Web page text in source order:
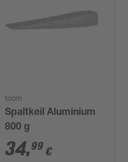
toom
Spaltkeil Aluminium
800 g
34,99 €